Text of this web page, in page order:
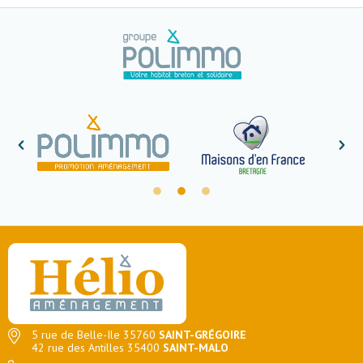
5 rue de Belle-Ile 35760 SAINT-GRÉGOIRE
42 rue des Antilles 35400 SAINT-MALO